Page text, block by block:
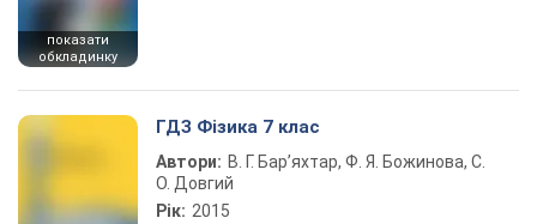
показати
обкладинку
ГДЗ Фізика 7 клас
Автори: В. Г. Бар’яхтар, Ф. Я. Божинова, С.
О. Довгий
Рік: 2015